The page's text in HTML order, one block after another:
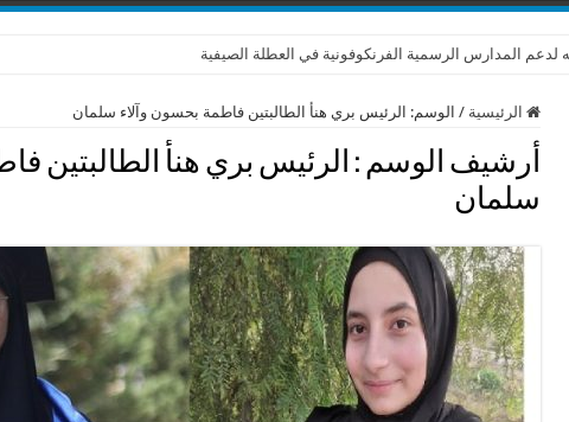
لدعم المدارس الرسمية الفرنكوفونية في العطلة الصيفية
الرئيسية / الوسم: الرئيس بري هنأ الطالبتين فاطمة بحسون وآلاء سلمان
أرشيف الوسم : الرئيس بري هنأ الطالبتين
سلمان